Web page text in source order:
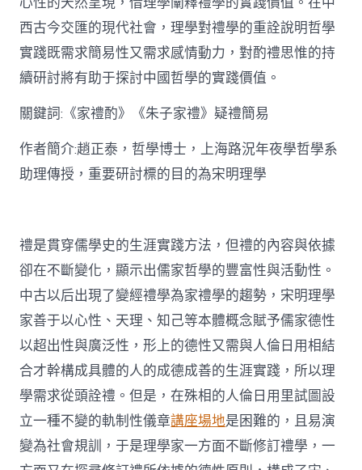
奇
逢
酌
禮
思
中
西古今交匯的現代社會，理學對禮學的重詮說明哲學
實踐既需求簡易性又需求感情動力，對酌禮思惟的持
續研討將有助于探討中國哲學的實踐價值。
關鍵詞:《家禮酌》《朱子家禮》疑禮簡易
作者簡介:趙正泰，哲學博士，上海路況年夜學哲學系
助理傳授，重要研討標的目的為宋明理學
禮是貫穿儒學史的生涯實踐方法，但禮的內容與依據
卻在不斷變化，顯示出儒家哲學的豐富性與活動性。
中古以后出現了變經禮學為家禮學的趨勢，宋明理學
家善于以心性、天理、知己等本體概念賦予儒家德性
以超出性與廣泛性，形上的德性又需與人倫日用相結
合才幹構成具體的人的成德成善的生涯實踐，所以理
學需求從頭詮禮。但是，在殊相的人倫日用里試圖設
立一種不變的軌制性儀章講座場地是困難的，且易演
變為社會規訓，于是理學家一方面不斷修訂禮學，一